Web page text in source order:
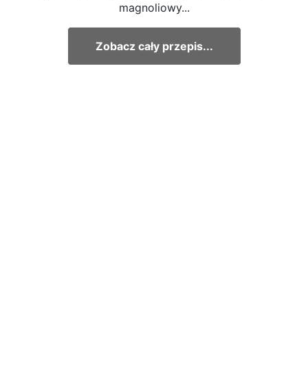
magnoliowy...
Zobacz cały przepis...